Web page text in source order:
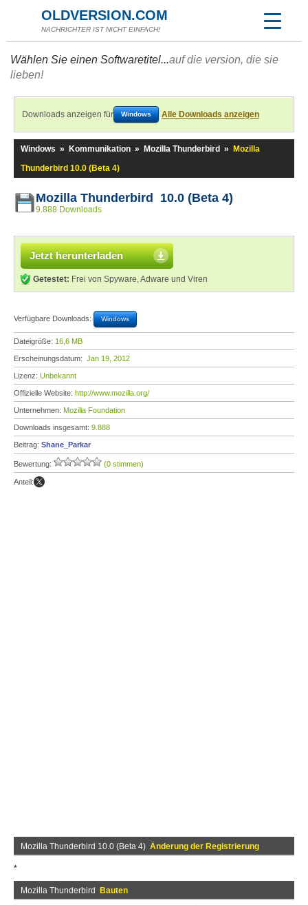
OLDVERSION.COM
NACHRICHTER IST NICHT EINFACH!
Wählen Sie einen Softwaretitel...auf die version, die sie
lieben!
Downloads anzeigen für Windows Alle Downloads anzeigen
Windows » Kommunikation » Mozilla Thunderbird »
Mozilla
Thunderbird 10.0 (Beta 4)
Mozilla Thunderbird 10.0 (Beta 4)
9.888 Downloads
Jetzt herunterladen
Getestet: Frei von Spyware, Adware und Viren
Verfügbare Downloads: Windows
Dateigröße: 16,6 MB
Erscheinungsdatum: Jan 19, 2012
Lizenz: Unbekannt
Offizielle Website: http://www.mozilla.org/
Unternehmen: Mozilla Foundation
Downloads insgesamt: 9.888
Beitrag: Shane_Parkar
Bewertung: (0 stimmen)
Anteil:
Mozilla Thunderbird 10.0 (Beta 4) Änderung der Registrierung
*
Mozilla Thunderbird Bauten